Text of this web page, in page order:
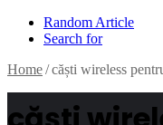
Random Article
Search for
Home/căști wireless